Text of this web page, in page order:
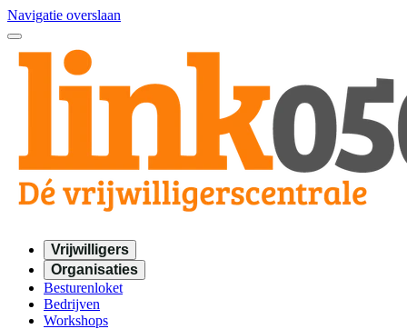
Navigatie overslaan
Vrijwilligers
Organisaties
Besturenloket
Bedrijven
Workshops